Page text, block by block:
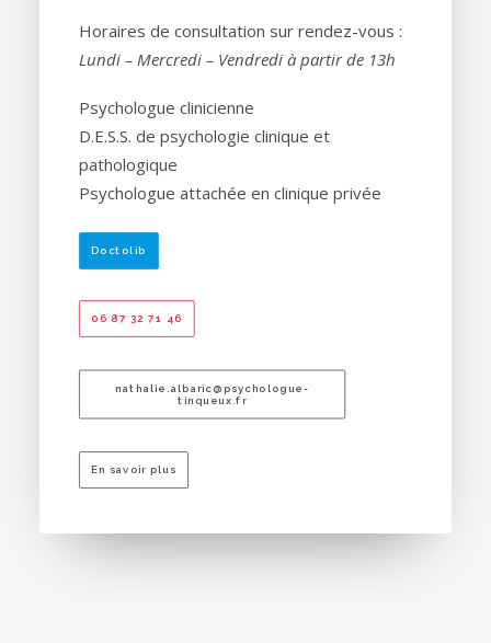
Horaires de consultation sur rendez-vous :
Lundi – Mercredi – Vendredi à partir de 13h
Psychologue clinicienne
D.E.S.S. de psychologie clinique et
pathologique
Psychologue attachée en clinique privée
Doctolib
06 87 32 71 46
nathalie.albaric@psychologue-
tinqueux.fr
En savoir plus